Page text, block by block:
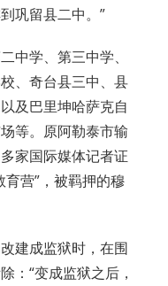
巩留县二中。”
中学、第三中学、
、奇台县三中、县
及巴里坤哈萨克自
等。原阿勒泰市输
家国际媒体记者证
营”，被羁押的穆
建成监狱时，在围
：“变成监狱之后，